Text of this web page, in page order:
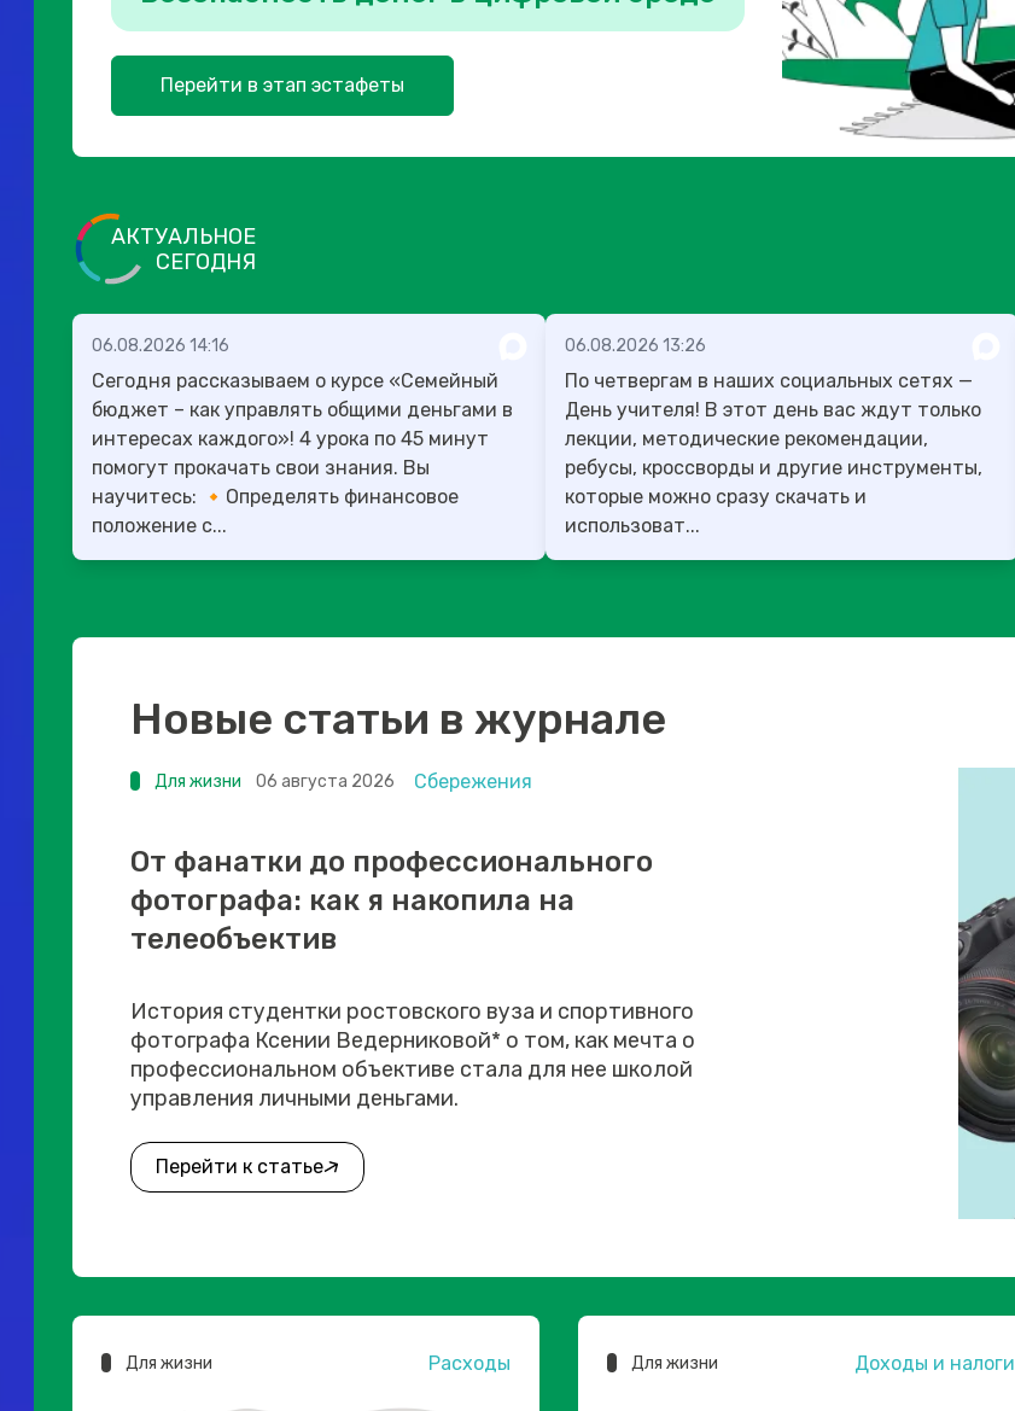
Перейти в этап эстафеты
АКТУАЛЬНОЕ
СЕГОДНЯ
06.08.2026 14:16
Сегодня рассказываем о курсе «Семейный
бюджет – как управлять общими деньгами в
интересах каждого»! 4 урока по 45 минут
помогут прокачать свои знания. Вы
научитесь: 🔸Определять финансовое
положение с...
06.08.2026 13:26
По четвергам в наших социальных сетях —
День учителя! В этот день вас ждут только
лекции, методические рекомендации,
ребусы, кроссворды и другие инструменты,
которые можно сразу скачать и
использоват...
Новые статьи в журнале
Для жизни 06 августа 2026 Сбережения
От фанатки до профессионального
фотографа: как я накопила на
телеобъектив
История студентки ростовского вуза и спортивного
фотографа Ксении Ведерниковой* о том, как мечта о
профессиональном объективе стала для нее школой
управления личными деньгами.
Перейти к статье
Для жизни Расходы Для жизни Доходы и налоги